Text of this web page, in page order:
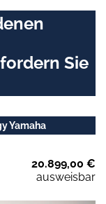
Sie
Yamaha
20.899,00 €
ausweisbar